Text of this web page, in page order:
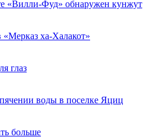
«Вилли-Фуд» обнаружен кунжут
«Мерказ ха-Халакот»
глаз
воды в поселке Яциц
больше